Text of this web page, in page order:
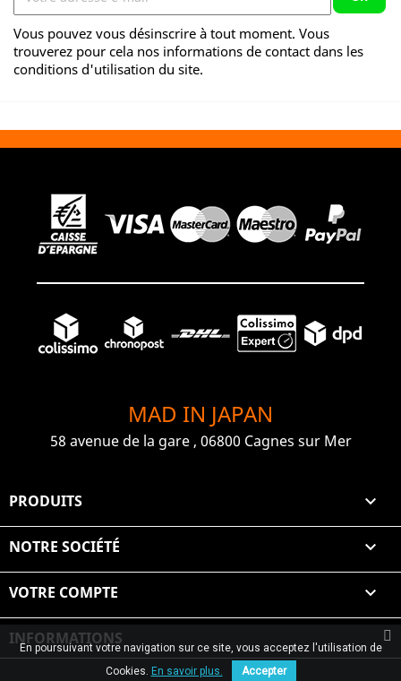
Vous pouvez vous désinscrire à tout moment. Vous
trouverez pour cela nos informations de contact dans les
conditions d'utilisation du site.
MAD IN JAPAN
58 avenue de la gare , 06800 Cagnes sur Mer
PRODUITS 
NOTRE SOCIÉTÉ 
VOTRE COMPTE 
INFORMATIONS
© 2026 Graiet Mehdi & Geelen
En poursuivant votre navigation sur ce site, vous acceptez l'utilisation de
Cookies. En savoir plus. Accepter